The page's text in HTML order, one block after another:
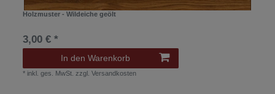
Holzmuster - Wildeiche geölt
3,00 € *
In den Warenkorb
* inkl. ges. MwSt. zzgl.Versandkosten